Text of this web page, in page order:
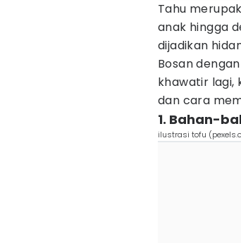
Tahu
anak hingga
dijadikan
Bosan
khawatir lagi,
dan cara
1. Bahan-
ilustrasi tofu